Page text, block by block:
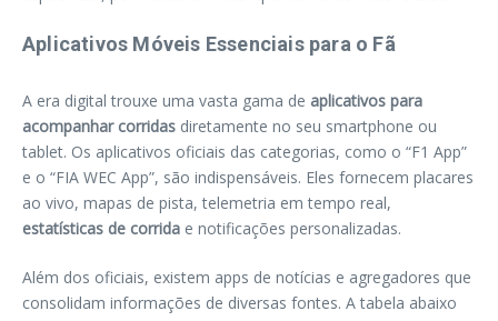
Aplicativos Móveis Essenciais para o Fã
A era digital trouxe uma vasta gama de aplicativos para
acompanhar corridas diretamente no seu smartphone ou
tablet. Os aplicativos oficiais das categorias, como o “F1 App”
e o “FIA WEC App”, são indispensáveis. Eles fornecem placares
ao vivo, mapas de pista, telemetria em tempo real,
estatísticas de corrida e notificações personalizadas.
Além dos oficiais, existem apps de notícias e agregadores que
consolidam informações de diversas fontes. A tabela abaixo